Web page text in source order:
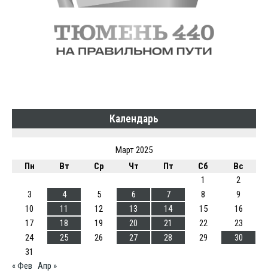
Календарь
Март 2025
Пн
Вт Ср Чт Пт Сб
Вс
1
2
3
4 5 6 7 8
9
10
11 12 13 14 15
16
17
18 19 20 21 22
23
24
25 26 27 28 29
30
31
« Фев Апр »